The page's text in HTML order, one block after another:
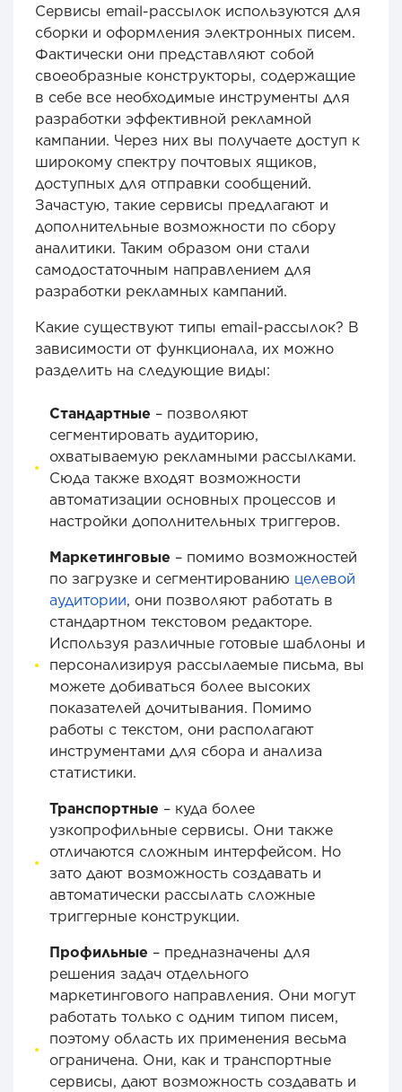
Сервисы email-рассылок используются для
сборки и оформления электронных писем.
Фактически они представляют собой
своеобразные конструкторы, содержащие
в себе все необходимые инструменты для
разработки эффективной рекламной
кампании. Через них вы получаете доступ к
широкому спектру почтовых ящиков,
доступных для отправки сообщений.
Зачастую, такие сервисы предлагают и
дополнительные возможности по сбору
аналитики. Таким образом они стали
самодостаточным направлением для
разработки рекламных кампаний.
Какие существуют типы email-рассылок? В
зависимости от функционала, их можно
разделить на следующие виды:
Стандартные – позволяют
сегментировать аудиторию,
охватываемую рекламными рассылками.
Сюда также входят возможности
автоматизации основных процессов и
настройки дополнительных триггеров.
Маркетинговые – помимо возможностей
по загрузке и сегментированию целевой
аудитории, они позволяют работать в
стандартном текстовом редакторе.
Используя различные готовые шаблоны и
персонализируя рассылаемые письма, вы
можете добиваться более высоких
показателей дочитывания. Помимо
работы с текстом, они располагают
инструментами для сбора и анализа
статистики.
Транспортные – куда более
узкопрофильные сервисы. Они также
отличаются сложным интерфейсом. Но
зато дают возможность создавать и
автоматически рассылать сложные
триггерные конструкции.
Профильные – предназначены для
решения задач отдельного
маркетингового направления. Они могут
работать только с одним типом писем,
поэтому область их применения весьма
ограничена. Они, как и транспортные
сервисы, дают возможность создавать и